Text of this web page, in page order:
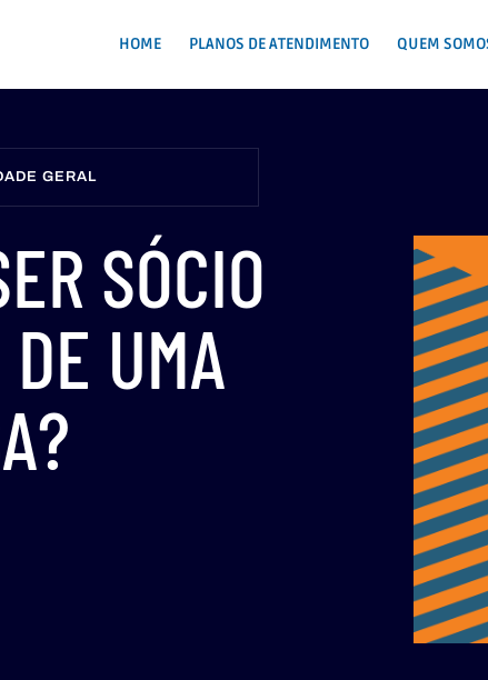
HOME PLANOS DE ATENDIMENTO QUEM
GERAL
SÓCIO
UMA